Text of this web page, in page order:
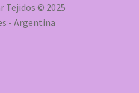
Tejidos © 2025
- Argentina